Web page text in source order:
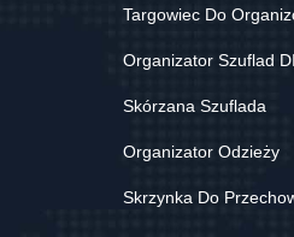
Targowiec Do
Organizator Szuflad
Skórzana Szuflada
Organizator Odzieży
Skrzynka Do